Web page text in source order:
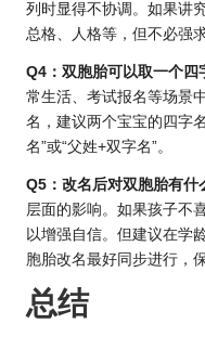
列时显得不协调。如果讲
总格、人格等，但不必强
Q4：双胞胎可以取一个四
常生活、考试报名等场景
名，建议两个宝宝的四字
名”或“父姓+双字名”。
Q5：改名后对双胞胎有什
层面的影响。如果孩子不
以增强自信。但建议在学
胞胎改名最好同步进行，
总结